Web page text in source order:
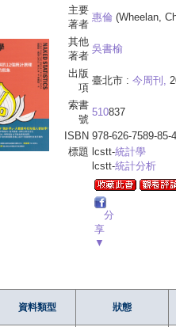
主要
著者
惠倫 (Wheelan,
其他
著者
吳書榆
出版
項
臺北市 : 今周刊,
索書
號
510837
ISBN 978-626-7589-85-4
標題 lcstt-統計學
lcstt-統計分析
分
享
▼
資料類型 狀態